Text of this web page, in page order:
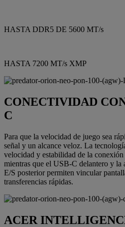
HASTA DDR5 DE 5600 MT/s
HASTA 7200 MT/s XMP
CONECTIVIDAD
C
Para que la velocidad de juego sea
señal y un alcance veloz. La
velocidad y estabilidad de la
mientras que el USB-C delantero y la
E/S posterior permiten vincular
transferencias rápidas.
ACER